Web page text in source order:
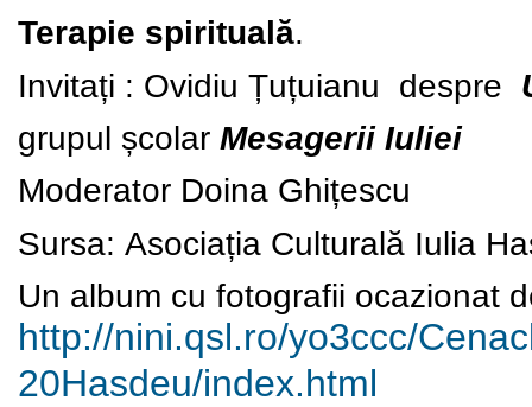
Terapie spirituală.
Invitați : Ovidiu Țuțuianu despre
grupul școlar Mesagerii Iuliei
Moderator Doina Ghițescu
Sursa: Asociația Culturală Iulia
Un album cu fotografii ocazionat
http://nini.qsl.ro/yo3ccc/
20Hasdeu/index.html